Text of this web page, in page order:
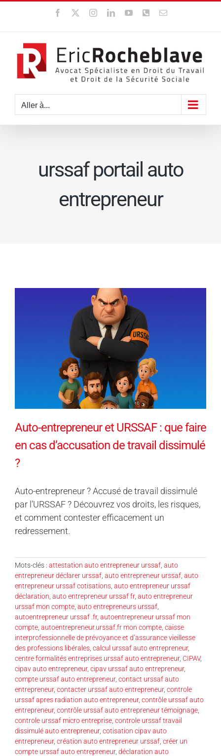
contenu
Facebook InstagramLinkedInYouTubeWhatsApp
Email
Aller à...
urssaf portail auto
entrepreneur
Auto-entrepreneur et URSSAF : que faire
en cas d’accusation de travail dissimulé
?
Auto-entrepreneur ? Accusé de travail dissimulé
par l’URSSAF ? Découvrez vos droits, les risques,
et comment contester efficacement un
redressement.
Mots-clés : attestation auto entrepreneur urssaf auto
entrepreneur déclarer urssaf auto entrepreneur urssaf auto
entrepreneur urssaf cotisations auto entrepreneur urssaf
déclaration auto entrepreneur urssaf fr, auto entrepreneur
urssaf mon compte auto entrepreneurs urssaf
autoentrepreneur urssaf .fr, autoentrepreneur urssaf mon
compte autoentrepreneur.urssaf.fr mon compte caisse
interprofessionnelle de prévoyance et d’assurance vieillesse
des professions libérales calcul urssaf auto entrepreneur,
centre formalités entreprises urssaf auto entrepreneur, CIPAV,
cipav auto entrepreneur, cipav urssaf auto entrepreneur,
compte urssaf auto entrepreneur, contact urssaf auto
entrepreneur, contacter urssaf auto entrepreneur, controle
urssaf apres radiation auto entrepreneur, contrôle urssaf auto
entrepreneur, contrôle urssaf auto entrepreneur témoignage
controle urssaf micro entreprise controle urssaf travail
dissimulé auto entrepreneur, cotisation cipav auto
entrepreneur, création auto entrepreneur urssaf créer un
compte urssaf auto entrepreneur, déclaration auto